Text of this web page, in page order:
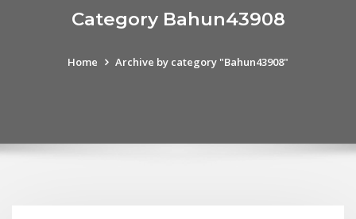
Category Bahun43908
Home Archive by category "Bahun43908"